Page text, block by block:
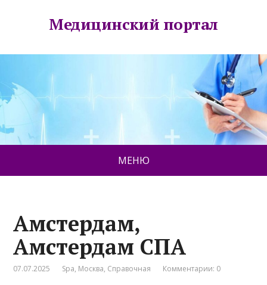
Медицинский портал
МЕНЮ
Амстердам,
Амстердам СПА
07.07.2025 Spa, Москва, Справочная Комментарии: 0